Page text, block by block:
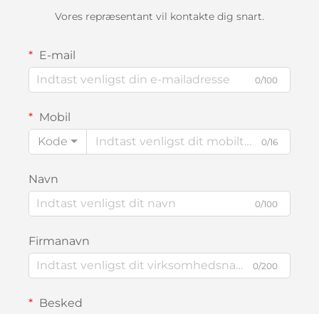
Vores repræsentant vil kontakte dig snart.
E-mail
0/100
Mobil
Kode
0/16
Navn
0/100
Firmanavn
0/200
Besked